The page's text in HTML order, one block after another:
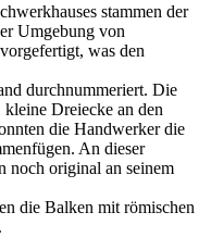
stammen der
Umgebung von
was den
durchnummeriert. Die
Dreiecke an den
die Handwerker die
An dieser
noch original an seinem
die Balken mit römischen